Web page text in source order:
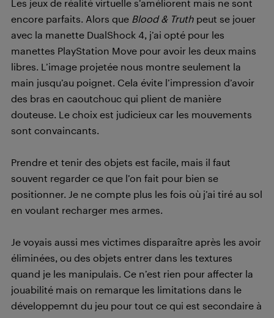
Les jeux de réalité virtuelle s’améliorent mais ne sont
encore parfaits. Alors que Blood & Truth peut se jouer
avec la manette DualShock 4, j’ai opté pour les
manettes PlayStation Move pour avoir les deux mains
libres. L’image projetée nous montre seulement la
main jusqu’au poignet. Cela évite l’impression d’avoir
des bras en caoutchouc qui plient de manière
douteuse. Le choix est judicieux car les mouvements
sont convaincants.
Prendre et tenir des objets est facile, mais il faut
souvent regarder ce que l’on fait pour bien se
positionner. Je ne compte plus les fois où j’ai tiré au sol
en voulant recharger mes armes.
Je voyais aussi mes victimes disparaître après les avoir
éliminées, ou des objets entrer dans les textures
quand je les manipulais. Ce n’est rien pour affecter la
jouabilité mais on remarque les limitations dans le
développemnt du jeu pour tout ce qui est secondaire à